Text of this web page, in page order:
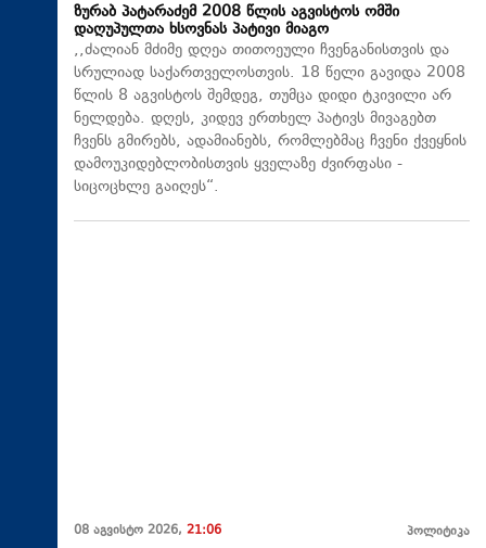
ზურაბ პატარაძემ 2008 წლის აგვისტოს ომში
დაღუპულთა ხსოვნას პატივი მიაგო
,,ძალიან მძიმე დღეა თითოეული ჩვენგანისთვის და
სრულიად საქართველოსთვის. 18 წელი გავიდა 2008
წლის 8 აგვისტოს შემდეგ, თუმცა დიდი ტკივილი არ
ნელდება. დღეს, კიდევ ერთხელ პატივს მივაგებთ
ჩვენს გმირებს, ადამიანებს, რომლებმაც ჩვენი ქვეყნის
დამოუკიდებლობისთვის ყველაზე ძვირფასი -
სიცოცხლე გაიღეს“.
08 აგვისტო 2026, 21:06 პოლიტიკა